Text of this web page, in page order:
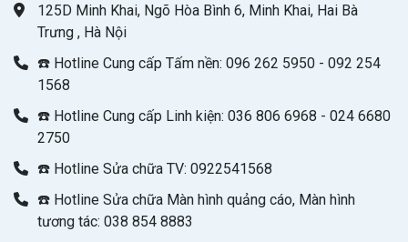
125D Minh Khai, Ngõ Hòa Bình 6, Minh Khai, Hai Bà
Trưng , Hà Nội
☎️ Hotline Cung cấp Tấm nền: 096 262 5950 - 092 254
1568
☎️ Hotline Cung cấp Linh kiện: 036 806 6968 - 024 6680
2750
☎️ Hotline Sửa chữa TV: 0922541568
☎️ Hotline Sửa chữa Màn hình quảng cáo, Màn hình
tương tác: 038 854 8883